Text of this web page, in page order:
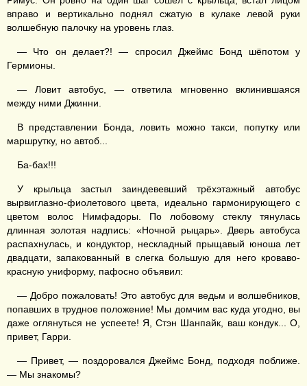
вправо и вертикально поднял сжатую в кулаке левой руки
волшебную палочку на уровень глаз.
— Что он делает?! — спросил Джеймс Бонд шёпотом у
Гермионы.
— Ловит автобус, — ответила мгновенно вклинившаяся
между ними Джинни.
В представлении Бонда, ловить можно такси, попутку или
маршрутку, но автоб...
Ба-бах!!!
У крыльца застыл заиндевевший трёхэтажный автобус
вырвиглазно-фиолетового цвета, идеально гармонирующего с
цветом волос Нимфадоры. По лобовому стеклу тянулась
длинная золотая надпись: «Ночной рыцарь». Дверь автобуса
распахнулась, и кондуктор, нескладный прыщавый юноша лет
двадцати, запакованный в слегка большую для него кроваво-
красную униформу, пафосно объявил:
— Добро пожаловать! Это автобус для ведьм и волшебников,
попавших в трудное положение! Мы домчим вас куда угодно, вы
даже оглянуться не успеете! Я, Стэн Шанпайк, ваш кондук... О,
привет, Гарри.
— Привет, — поздоровался Джеймс Бонд, подходя поближе.
— Мы знакомы?